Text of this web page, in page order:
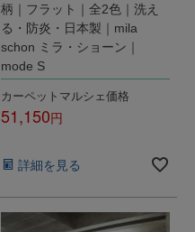
柄｜フラット｜全2色｜洗え
る・防炎・日本製｜mila
schon ミラ・ショーン｜
mode S
カーペットマルシェ価格
51,150
詳細を見る